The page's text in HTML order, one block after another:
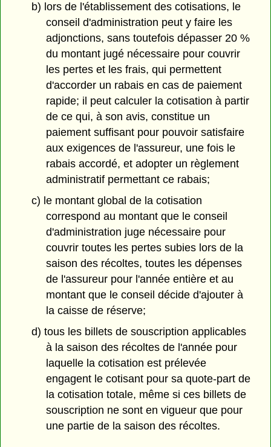
b) lors de l'établissement des cotisations, le
conseil d'administration peut y faire les
adjonctions, sans toutefois dépasser 20 %
du montant jugé nécessaire pour couvrir
les pertes et les frais, qui permettent
d'accorder un rabais en cas de paiement
rapide; il peut calculer la cotisation à partir
de ce qui, à son avis, constitue un
paiement suffisant pour pouvoir satisfaire
aux exigences de l'assureur, une fois le
rabais accordé, et adopter un règlement
administratif permettant ce rabais;
c) le montant global de la cotisation
correspond au montant que le conseil
d'administration juge nécessaire pour
couvrir toutes les pertes subies lors de la
saison des récoltes, toutes les dépenses
de l'assureur pour l'année entière et au
montant que le conseil décide d'ajouter à
la caisse de réserve;
d) tous les billets de souscription applicables
à la saison des récoltes de l'année pour
laquelle la cotisation est prélevée
engagent le cotisant pour sa quote-part de
la cotisation totale, même si ces billets de
souscription ne sont en vigueur que pour
une partie de la saison des récoltes.